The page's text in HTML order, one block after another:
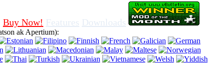
Buy Now! Features Downloads
ak Apertium):